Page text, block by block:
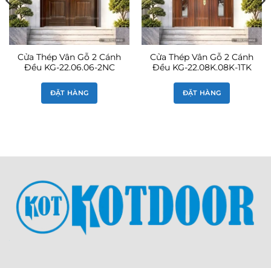
Cửa Thép Vân Gỗ 2 Cánh
Đều KG-22.06.06-2NC
ĐẶT HÀNG
Cửa Thép Vân Gỗ 2 Cánh
Đều KG-22.08K.08K-1TK
ĐẶT HÀNG